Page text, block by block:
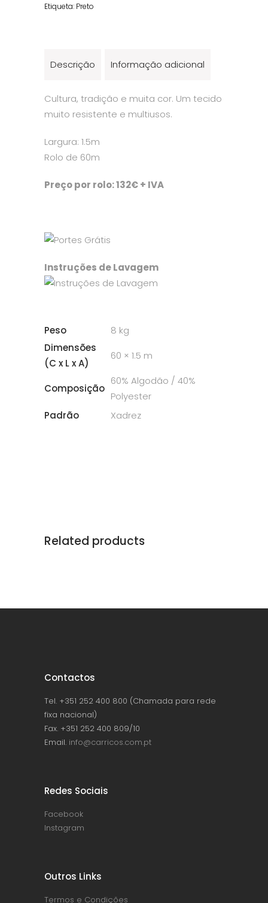
Etiqueta: Preto
Descrição Informação adicional
Cultura, tradição e muita cor. Um tecido
muito resistente e multiusos.
Largura: 1.5m
Rolo de 60m
Preço por rolo: 132€ + IVA
Instruções de Lavagem
Peso
8 kg
Dimensões
(C x L x A)
60 × 1.5 m
Composição
60% Algodão / 40%
Polyester
Padrão
Xadrez
Related products
Outros Links
Termos e Condições
Redes Sociais
Facebook
Instagram
Contactos
Tel. +351 252 400 800 (Chamada para rede
fixa nacional)
Fax. +351 252 400 809/10
Email. info@carricos.com.pt